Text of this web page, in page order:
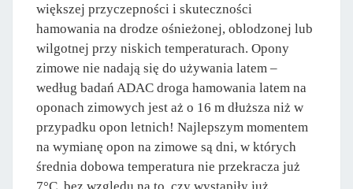
większej przyczepności i skuteczności
hamowania na drodze ośnieżonej, oblodzonej lub
wilgotnej przy niskich temperaturach. Opony
zimowe nie nadają się do używania latem –
według badań ADAC droga hamowania latem na
oponach zimowych jest aż o 16 m dłuższa niż w
przypadku opon letnich! Najlepszym momentem
na wymianę opon na zimowe są dni, w których
średnia dobowa temperatura nie przekracza już